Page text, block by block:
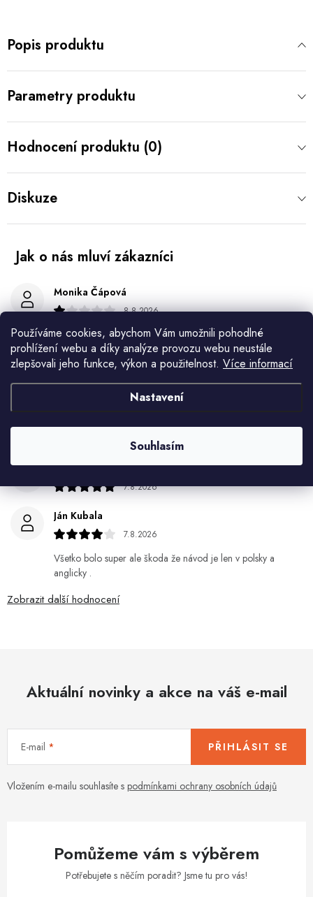
Používáme cookies, abychom Vám umožnili pohodlné
prohlížení webu a díky analýze provozu webu neustále
zlepšovali jeho funkce, výkon a použitelnost. Více informací
Nastavení
Souhlasím
Popis produktu
Parametry produktu
Hodnocení produktu (0)
Diskuze
Monika Čápová
8.8.2026
Šroubovací upevňovací závit je příliš krátky nejde na
silnější pracovní desku tutid se nedá utáhnout že spodu
Helena králová
8.8.2026
kdyz jsem napsala jak to budem resit tak zadna odpoved
Jiří Jícha
7.8.2026
Ján Kubala
7.8.2026
Všetko bolo super ale škoda že návod je len v polsky a
anglicky .
Zobrazit další hodnocení
Aktuální novinky a akce na váš e-mail
E-mail
Vložením e-mailu souhlasíte s podmínkami ochrany osobních údajů
PŘIHLÁSIT SE
Pomůžeme vám s výběrem
Potřebujete s něčím poradit? Jsme tu pro vás!